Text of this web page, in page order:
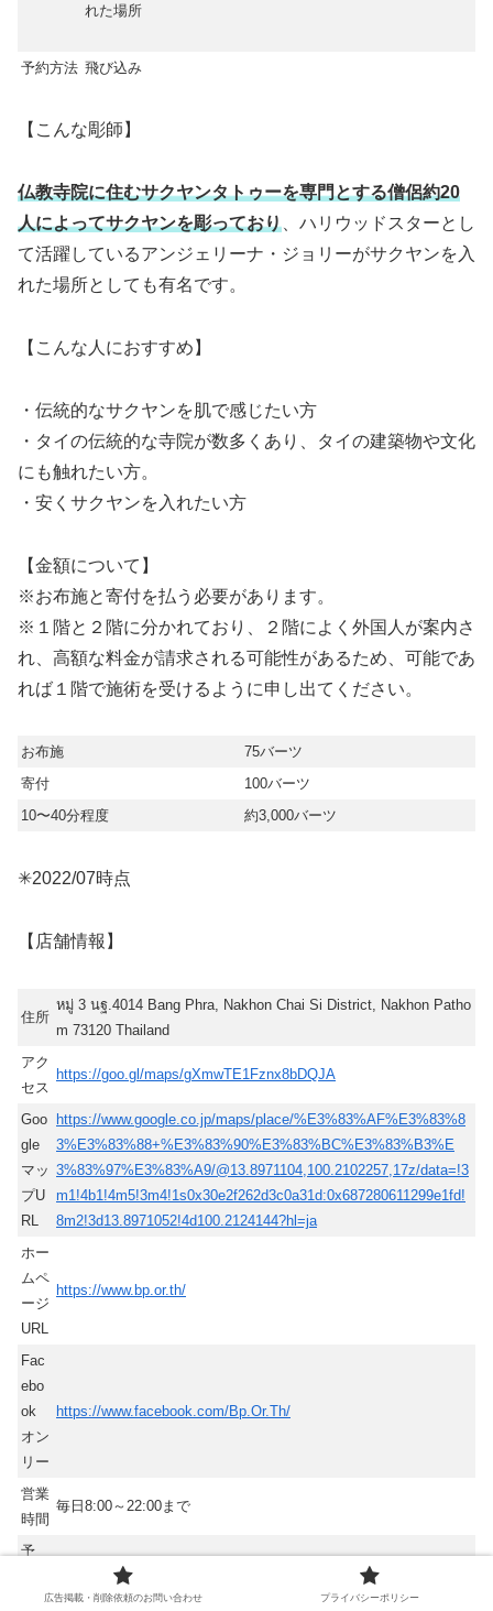
れた場所
予約方法 飛び込み
【こんな彫師】
仏教寺院に住むサクヤンタトゥーを専門とする僧侶約20
人によってサクヤンを彫っており 、ハリウッドスターとし
て活躍しているアンジェリーナ・ジョリーがサクヤンを入
れた場所としても有名です。
【こんな人におすすめ】
・伝統的なサクヤンを肌で感じたい方
・タイの伝統的な寺院が数多くあり、タイの建築物や文化
にも触れたい方。
・安くサクヤンを入れたい方
【金額について】
※お布施と寄付を払う必要があります。
※１階と２階に分かれており、２階によく外国人が案内さ
れ、高額な料金が請求される可能性があるため、可能であ
れば１階で施術を受けるように申し出てください。
お布施
75バーツ
寄付
100バーツ
10〜40分程度
約3,000バーツ
✳︎2022/07時点
【店舗情報】
住所
หมู่ 3 นฐ.4014 Bang Phra, Nakhon Chai Si District, Nakhon Patho
m 73120 Thailand
アク
セス
https://goo.gl/maps/gXmwTE1Fznx8bDQJA
Goo
gle
マッ
プU
RL
https://www.google.co.jp/maps/place/%E3%83%AF%E3%83%8
3%E3%83%88+%E3%83%90%E3%83%BC%E3%83%B3%E
3%83%97%E3%83%A9/@13.8971104,100.2102257,17z/data=!3
m1!4b1!4m5!3m4!1s0x30e2f262d3c0a31d:0x687280611299e1fd!
8m2!3d13.8971052!4d100.2124144?hl=ja
ホー
ムペ
ージ
URL
https://www.bp.or.th/
Fac
ebo
ok
オン
リー
https://www.facebook.com/Bp.Or.Th/
営業
時間
毎日8:00～22:00まで
予
問い 電話番号 : +66 3438 9333
広告掲載・削除依頼のお問い合わせ プライバシーポリシー